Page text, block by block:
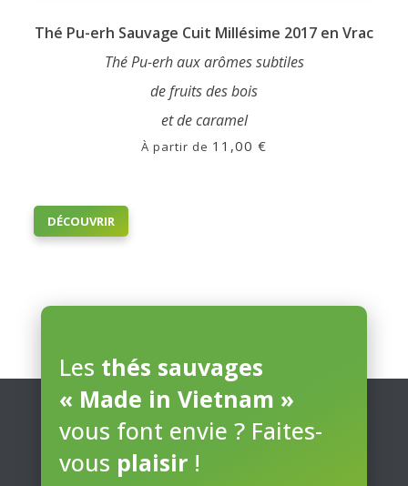
Thé Pu-erh Sauvage Cuit Millésime 2017 en Vrac
Thé Pu-erh aux arômes subtiles
de fruits des bois
et de caramel
À partir de 11,00 €
DÉCOUVRIR
Ce
Les
être
choisies
sur
la
page
du
Les thés sauvages
« Made in Vietnam »
vous font envie ? Faites-
vous plaisir!